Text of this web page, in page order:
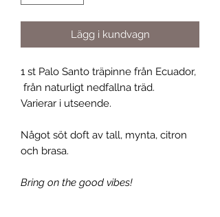
Lägg i kundvagn
1 st Palo Santo träpinne från Ecuador,
från naturligt nedfallna träd.
Varierar i utseende.
Något söt doft av tall, mynta, citron
och brasa.
Bring on the good vibes!